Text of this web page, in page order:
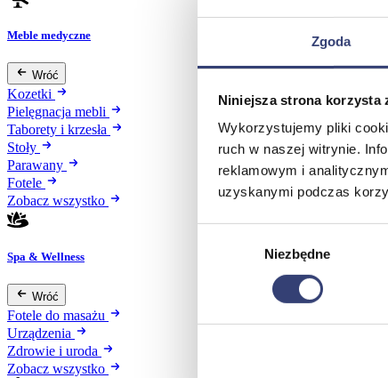
Zgoda
Niniejsza strona korzysta
Wykorzystujemy pliki
ruch w naszej witrynie.
reklamowym i
uzyskanymi podczas
Niezbędne
Meble medyczne
Wróć
Kozetki
Pielęgnacja mebli
Taborety i krzesła
Stoły
Parawany
Fotele
Zobacz wszystko
Spa & Wellness
Wróć
Fotele do masażu
Urządzenia
Zdrowie i uroda
Zobacz wszystko